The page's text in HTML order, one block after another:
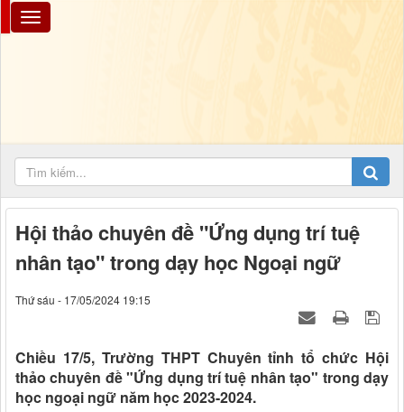
Hội thảo chuyên đề "Ứng dụng trí tuệ
nhân tạo" trong dạy học Ngoại ngữ
Thứ sáu - 17/05/2024 19:15
Chiều 17/5, Trường THPT Chuyên tỉnh tổ chức Hội
thảo chuyên đề "Ứng dụng trí tuệ nhân tạo" trong dạy
học ngoại ngữ năm học 2023-2024.